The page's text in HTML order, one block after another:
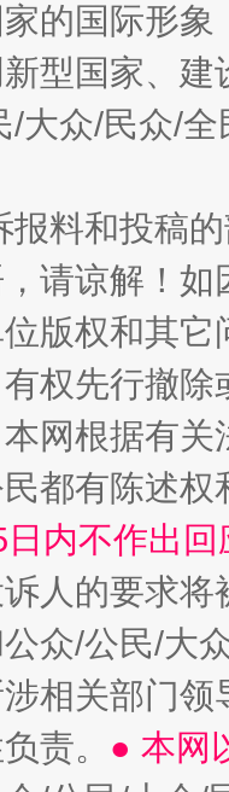
如何以
的国际形
型国家、
/大众/民众/
报料和投稿
请谅解！
版权和其它
权先行撤
网根据有
都有陈述
内不作出
人的要求将
众/公民/大
相关部门
责。 ● 本网